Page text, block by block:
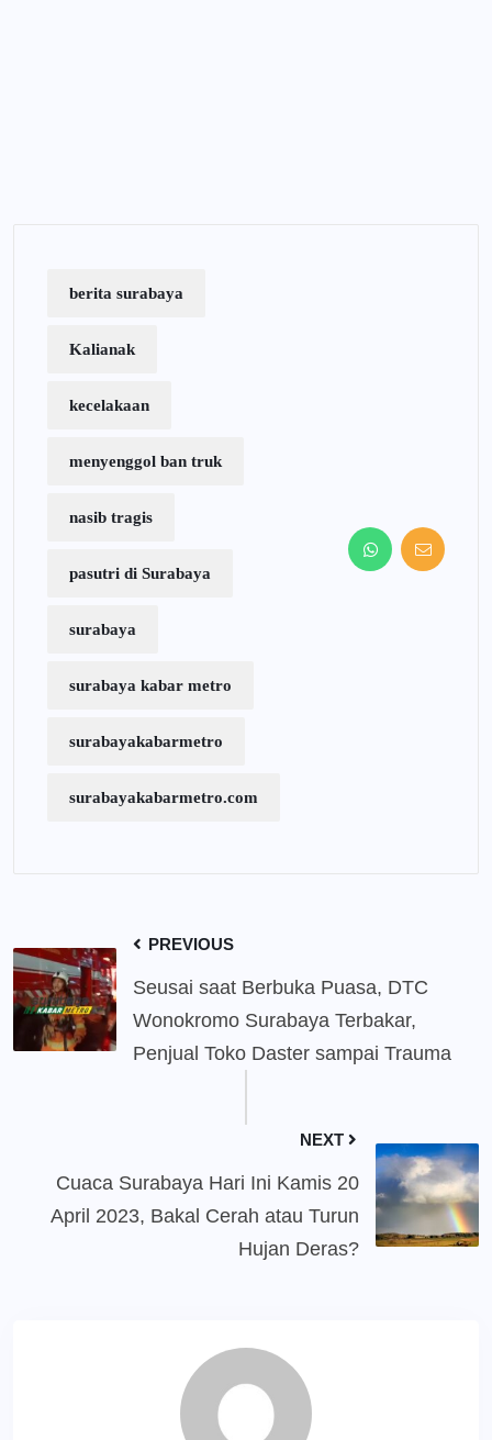
berita surabaya
Kalianak
kecelakaan
menyenggol ban truk
nasib tragis
pasutri di Surabaya
surabaya
surabaya kabar metro
surabayakabarmetro
surabayakabarmetro.com
PREVIOUS
Seusai saat Berbuka Puasa, DTC
Wonokromo Surabaya Terbakar,
Penjual Toko Daster sampai Trauma
NEXT
Cuaca Surabaya Hari Ini Kamis 20
April 2023, Bakal Cerah atau Turun
Hujan Deras?